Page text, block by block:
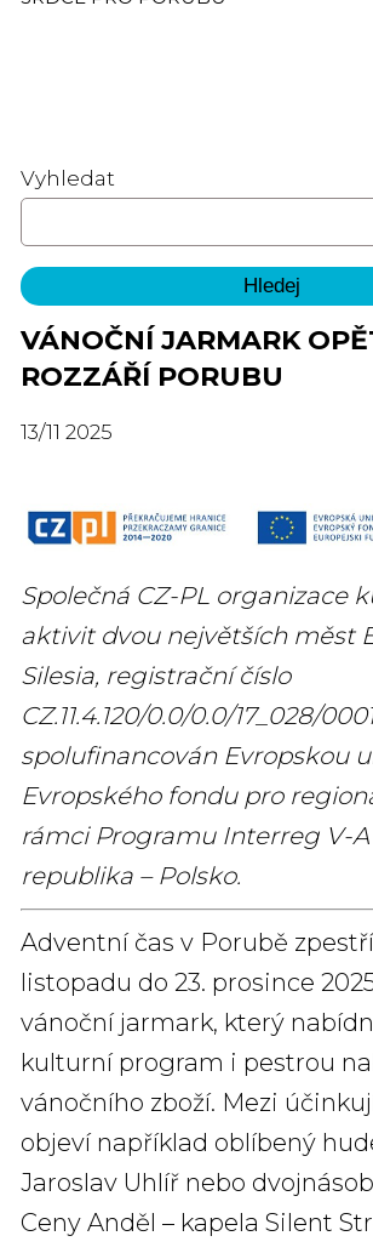
Vyhledat
VÁNOČNÍ JARMARK
ROZZÁŘÍ PORUBU
13/11 2025
Společná CZ-PL organizace
aktivit dvou největších měst
Silesia, registrační číslo
CZ.11.4.120/0.0/0.0/17_028/
spolufinancován Evropskou
Evropského fondu pro
rámci Programu Interreg V-A
republika – Polsko.
Adventní čas v Porubě
listopadu do 23. prosince
vánoční jarmark, který
kulturní program i pestrou
vánočního zboží. Mezi
objeví například oblíbený
Jaroslav Uhlíř nebo
Ceny Anděl – kapela Silent